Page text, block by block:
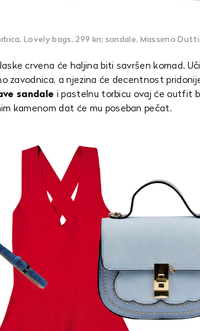
Lovely bags, 299 kn; sandale, Massimo
crvena će haljina biti savršen komad.
zavodnica, a njezina će decentnost
sandale i pastelnu torbicu ovaj će outfit
kamenom dat će mu poseban pečat.